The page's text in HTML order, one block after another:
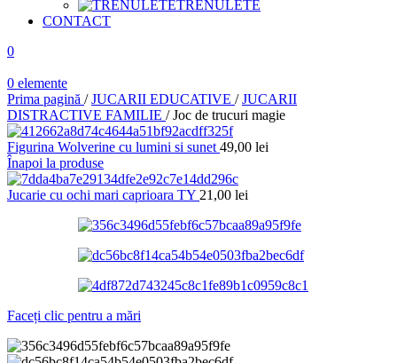
TRENULETE
CONTACT
0
0 elemente
Prima pagină / JUCARII EDUCATIVE / JUCARII
DISTRACTIVE FAMILIE / Joc de trucuri magie
Figurina Wolverine cu lumini si sunet 49,00 lei
Înapoi la produse
Jucarie cu ochi mari caprioara TY 21,00 lei
Faceți clic pentru a mări